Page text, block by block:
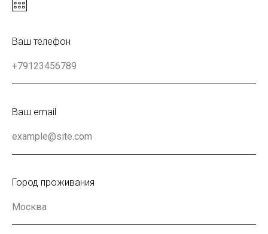
Ваш телефон
Ваш email
Город проживания